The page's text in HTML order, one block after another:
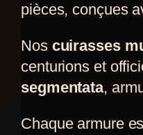
pièces, conçues
Nos cuirasses
centurions et
segmentata,
Chaque armure